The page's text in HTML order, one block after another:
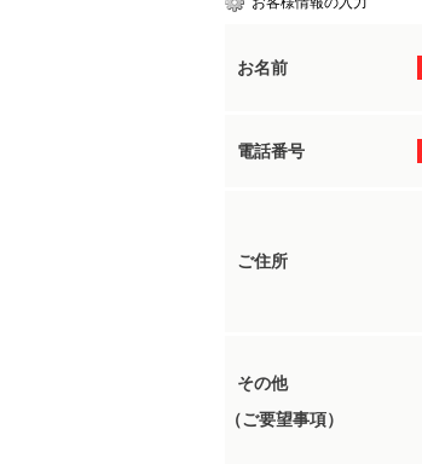
お名前
電話番号
ご住所
その他
（ご要望事項）